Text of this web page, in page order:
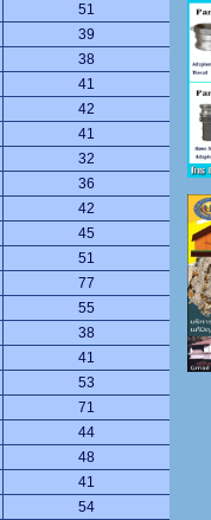
51
39
38
41
42
41
32
36
42
45
51
77
55
38
41
53
71
44
48
41
54